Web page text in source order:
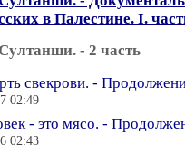
в Палестине. I.
- 2 часть
свекрови. -
02:49
- это мясо. -
02:43